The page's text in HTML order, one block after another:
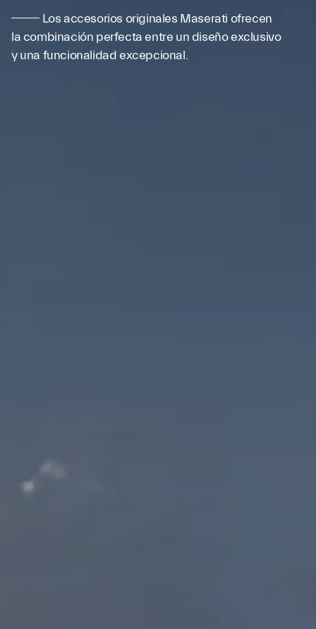
Los accesorios originales Maserati ofrecen
la combinación perfecta entre un diseño exclusivo
y una funcionalidad excepcional.